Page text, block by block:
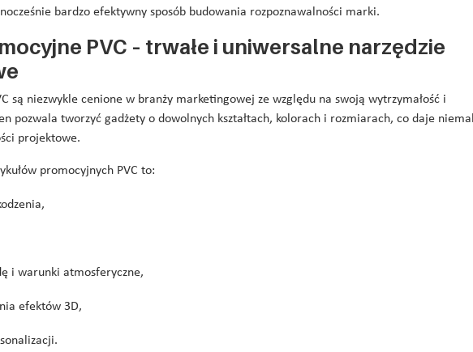
bardzo efektywny sposób budowania rozpoznawalności marki.
PVC – trwałe i uniwersalne narzędzie
są niezwykle cenione w branży marketingowej ze względu na swoją wytrzymałość i
pozwala tworzyć gadżety o dowolnych kształtach, kolorach i rozmiarach, co daje niemal
projektowe.
promocyjnych PVC to:
i warunki atmosferyczne,
efektów 3D,